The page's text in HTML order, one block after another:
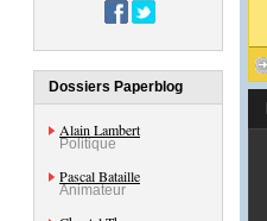
Dossiers Paperblog
Alain Lambert
Politique
Pascal Bataille
Animateur